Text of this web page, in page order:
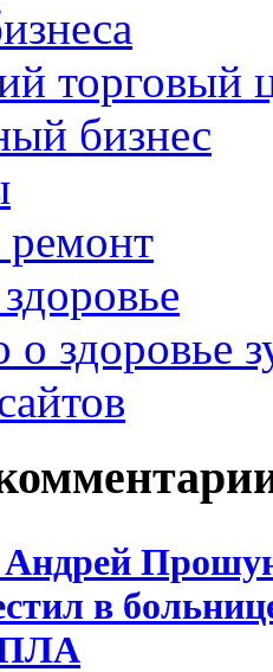
торговый
бизнес
ремонт
о здоровье
в